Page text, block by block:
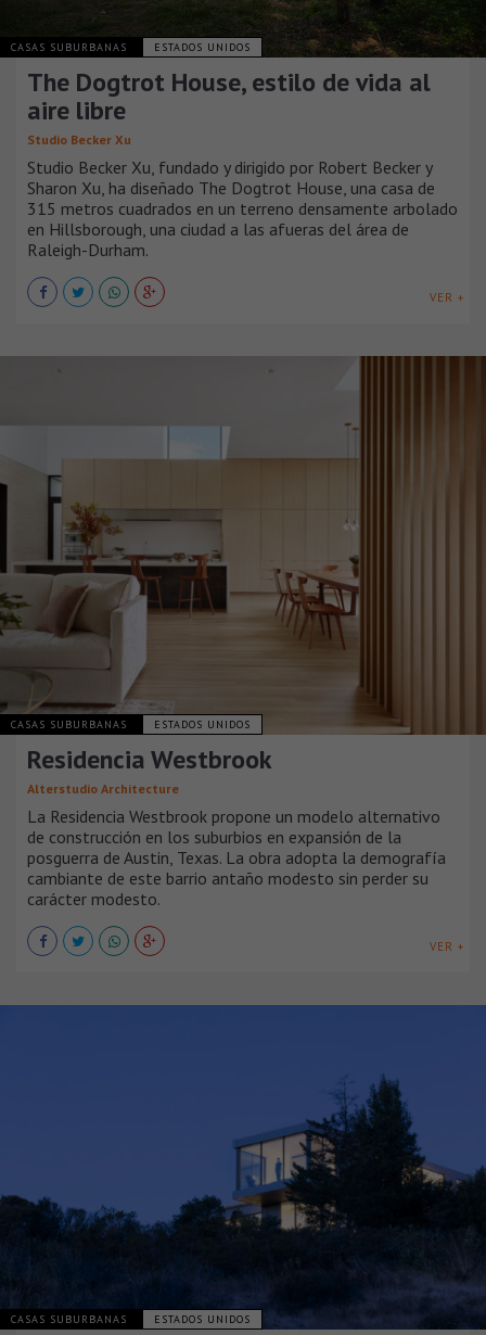
CASAS SUBURBANAS ESTADOS UNIDOS
The Dogtrot House, estilo de vida al
aire libre
Studio Becker Xu
Studio Becker Xu, fundado y dirigido por Robert Becker y
Sharon Xu, ha diseñado The Dogtrot House, una casa de
315 metros cuadrados en un terreno densamente arbolado
en Hillsborough, una ciudad a las afueras del área de
Raleigh-Durham.
VER +
CASAS SUBURBANAS ESTADOS UNIDOS
Residencia Westbrook
Alterstudio Architecture
La Residencia Westbrook propone un modelo alternativo
de construcción en los suburbios en expansión de la
posguerra de Austin, Texas. La obra adopta la demografía
cambiante de este barrio antaño modesto sin perder su
carácter modesto.
VER +
CASAS SUBURBANAS ESTADOS UNIDOS